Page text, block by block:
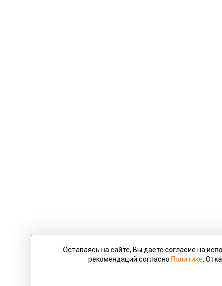
Оставаясь на сайте, Вы даете согласие на
рекомендаций согласно Политике .